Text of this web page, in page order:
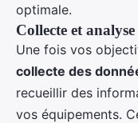
optimale.
Collecte et analyse
Une fois vos
collecte des
recueillir des
vos équipements.